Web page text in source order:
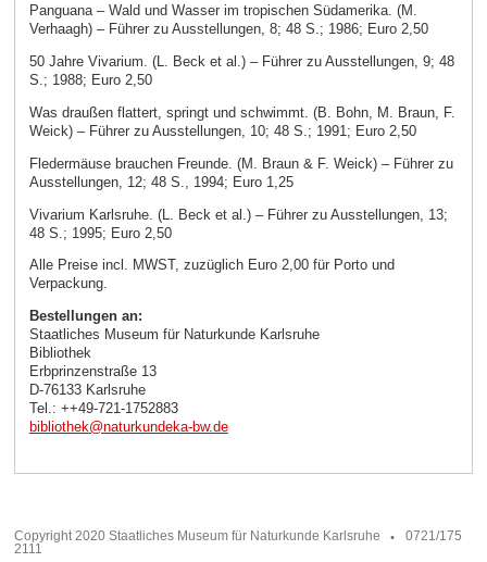
Panguana – Wald und Wasser im tropischen Südamerika. (M.
Verhaagh) – Führer zu Ausstellungen, 8; 48 S.; 1986; Euro 2,50
50 Jahre Vivarium. (L. Beck et al.) – Führer zu Ausstellungen, 9; 48
S.; 1988; Euro 2,50
Was draußen flattert, springt und schwimmt. (B. Bohn, M. Braun, F.
Weick) – Führer zu Ausstellungen, 10; 48 S.; 1991; Euro 2,50
Fledermäuse brauchen Freunde. (M. Braun & F. Weick) – Führer zu
Ausstellungen, 12; 48 S., 1994; Euro 1,25
Vivarium Karlsruhe. (L. Beck et al.) – Führer zu Ausstellungen, 13;
48 S.; 1995; Euro 2,50
Alle Preise incl. MWST, zuzüglich Euro 2,00 für Porto und
Verpackung.
Bestellungen an:
Staatliches Museum für Naturkunde Karlsruhe
Bibliothek
Erbprinzenstraße 13
D-76133 Karlsruhe
Tel.: ++49-721-1752883
bibliothek@naturkundeka-bw.de
Copyright 2020 Staatliches Museum für Naturkunde Karlsruhe
0721/175
2111